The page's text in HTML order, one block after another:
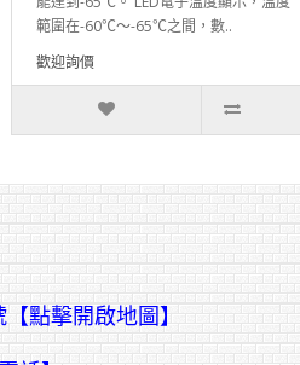
範圍在-60℃～-65℃之間，數..
歡迎詢價
點擊開啟地圖】